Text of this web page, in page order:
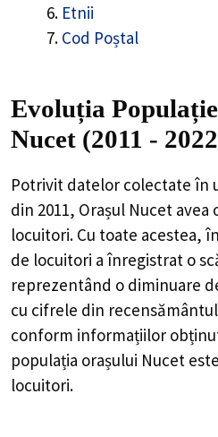
Etnii
Cod Poștal
Evoluția
Nucet (2011 -
Potrivit datelor colectate în
din 2011, Orașul Nucet avea
locuitori. Cu toate acestea,
de locuitori a înregistrat o
reprezentând o diminuare
cu cifrele din
conform informațiilor
populația orașului Nucet
locuitori.